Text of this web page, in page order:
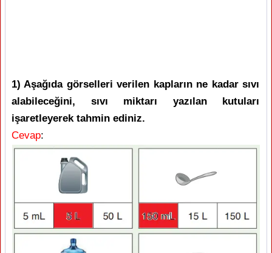
1) Aşağıda görselleri verilen kapların ne kadar sıvı
alabileceğini, sıvı miktarı yazılan kutuları
işaretleyerek tahmin ediniz.
Cevap: